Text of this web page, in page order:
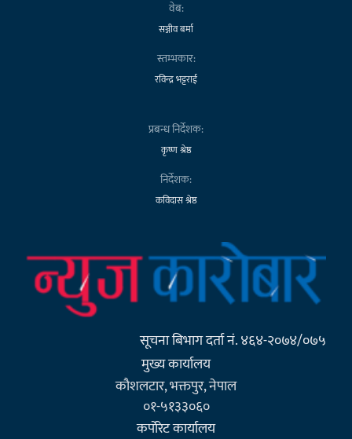
वेब:
सञ्जीव बर्मा
स्तम्भकार:
रविन्द्र भट्टराई
प्रबन्ध निर्देशक:
कृष्ण श्रेष्ठ
निर्देशक:
कविदास श्रेष्ठ
सूचना बिभाग दर्ता नं. ४६४-२०७४/०७५
मुख्य कार्यालय
कौशलटार, भक्तपुर, नेपाल
०१-५१३३०६०
कर्पाेरेट कार्यालय